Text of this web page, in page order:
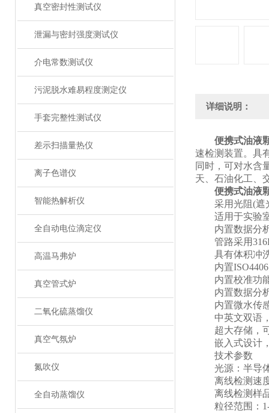
真空密封性测试仪
泄漏与密封强度测试仪
介电常数测试仪
污泥脱水难易程度测定仪
手套完整性测试仪
差示扫描量热仪
离子色谱仪
智能热解析仪
全自动电位滴定仪
高温马弗炉
真空管式炉
二氧化硫蒸馏仪
真空气氛炉
氮吹仪
全自动蒸馏仪
详细说明：
便携式油液
速检测装置。具
同时，可对水含
天、石油化工、
便携式油液
采用光阻(遮光
适用于实验室
内置数据分析
管路采用316L
具有体积冲洗
内置ISO4406
内置校准功能
内置数据分析
内置微水传感
中英文双语，
超大存储，可
嵌入式设计，
技术参数
光源：半导
离线检测速度
离线检测样品
粒径范围：1-